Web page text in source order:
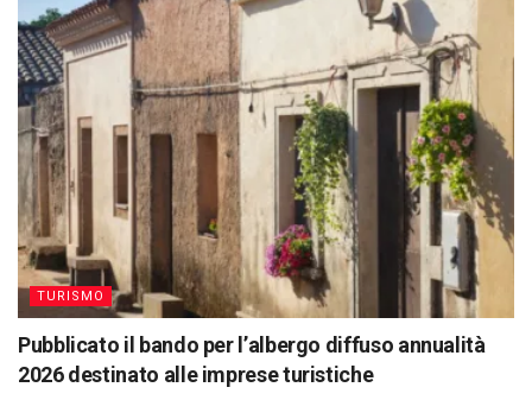
TURISMO
Pubblicato il bando per l’albergo diffuso annualità
2026 destinato alle imprese turistiche